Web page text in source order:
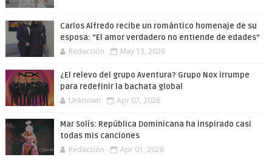
Carlos Alfredo recibe un romántico homenaje de su
esposa: “El amor verdadero no entiende de edades”
Redacción May 13, 2026
¿El relevo del grupo Aventura? Grupo Nox irrumpe
para redefinir la bachata global
Unknown Apr 07, 2026
Mar Solís: República Dominicana ha inspirado casi
todas mis canciones
Redacción Apr 01, 2026